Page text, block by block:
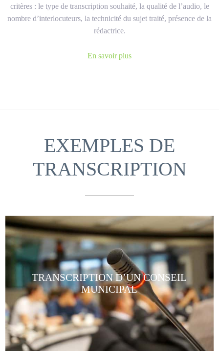
critères : le type de transcription souhaité, la qualité de l’audio, le
nombre d’interlocuteurs, la technicité du sujet traité, présence de la
rédactrice.
En savoir plus
EXEMPLES DE
TRANSCRIPTION
TRANSCRIPTION D’UN CONSEIL
MUNICIPAL